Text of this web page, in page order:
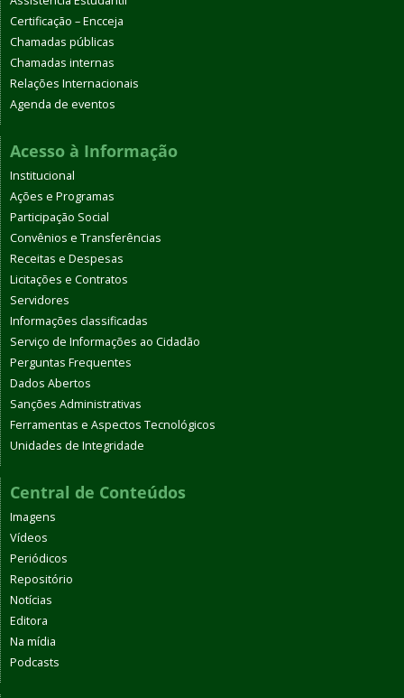
Certificação – Encceja
Chamadas públicas
Chamadas internas
Relações Internacionais
Agenda de eventos
Acesso à Informação
Institucional
Ações e Programas
Participação Social
Convênios e Transferências
Receitas e Despesas
Licitações e Contratos
Servidores
Informações classificadas
Serviço de Informações ao Cidadão
Perguntas Frequentes
Dados Abertos
Sanções Administrativas
Ferramentas e Aspectos Tecnológicos
Unidades de Integridade
Central de Conteúdos
Imagens
Vídeos
Periódicos
Repositório
Notícias
Editora
Na mídia
Podcasts